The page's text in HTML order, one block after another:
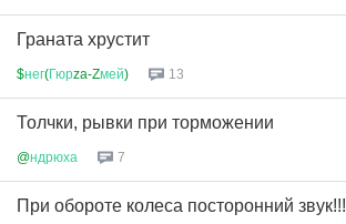
Граната хрустит
$нег(Гюрza-Zмей) 13
Толчки, рывки при торможении
@ндрюха 7
При обороте колеса посторонний звук!!!